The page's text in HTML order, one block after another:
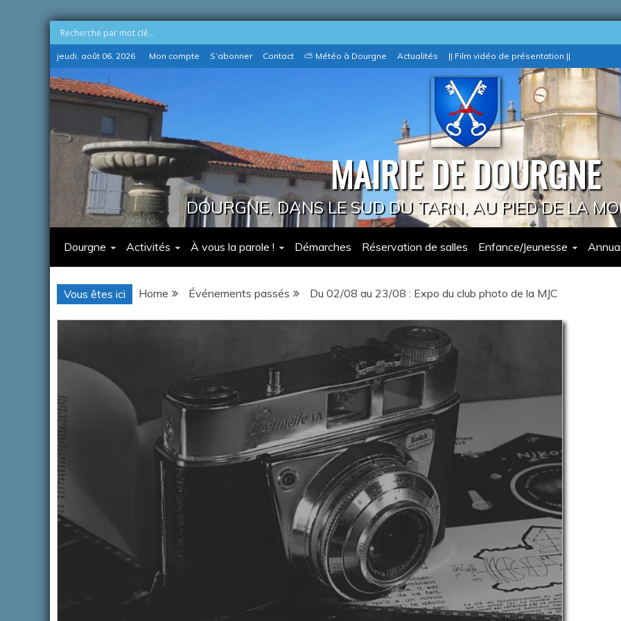
Skip
to
content
jeudi, août 06, 2026 Mon compte S’abonner Contact ⛅ Météo à Dourgne Actualités || Film vidéo de présentation ||
MAIRIE DE DOURGNE
DOURGNE, DANS LE SUD DU TARN, AU PIED DE LA
Dourgne Activités À vous la parole ! Démarches Réservation de salles Enfance/Jeunesse
Vous êtes ici Home Événements passés Du 02/08 au 23/08 : Expo du club photo de la MJC
ACTUALITÉS
DÉJECTIONS CANINES
Auteur Amandine ESPASA
/ 27 juillet
ACTUALITÉS
PRÉFECTURE : ARRÊTÉ
ÉTABLISSANT LA LISTE
DES PERSONNES
HABILITÉES A DISPENSER
LA FORMATION PORTANT
SUR L’EDUCATION ET LE
FÊTE DE LA SAINT
2026 : REMERCIEMENTS
DE MONSIEUR LE MAIRE…
Auteur Aïni ABDOU/ 6 août 2026